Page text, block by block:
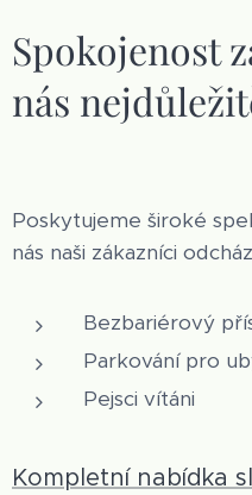
Spokojenost
nás
Poskytujeme široké
nás naši zákazníci
Bezbariérový
Parkování pro
Pejsci vítáni
Kompletní nabídka